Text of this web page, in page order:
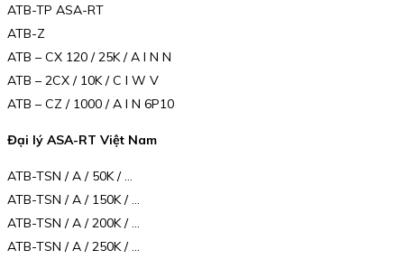
ATB-TP ASA-RT
ATB-Z
ATB – CX 120 / 25K / A I N N
ATB – 2CX / 10K / C I W V
ATB – CZ / 1000 / A I N 6P10
Đại lý ASA-RT Việt Nam
ATB-TSN / A / 50K / …
ATB-TSN / A / 150K / …
ATB-TSN / A / 200K / …
ATB-TSN / A / 250K / …